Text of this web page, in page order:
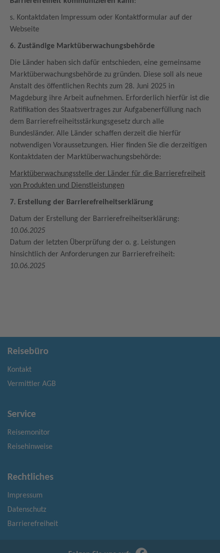
s. Kontaktdaten Impressum oder Kontaktformular auf der
Webseite
6. Zuständige Marktüberwachungsbehörde
Die Länder haben sich dafür entschieden, eine gemeinsame
Marktüberwachungsbehörde zu gründen. Diese soll als neue
Anstalt des öffentlichen Rechts zum 28. Juni 2025 in
Magdeburg ihre Arbeit aufnehmen. Erforderlich hierfür ist die
Ratifikation des Staatsvertrages zur Aufgabenerfüllung nach
dem Barrierefreiheitsstärkungsgesetz durch alle
Bundesländer. Alle Länder schaffen derzeit die hierfür
notwendigen Voraussetzungen. Hier finden Sie die derzeitigen
Kontaktdaten der Marktüberwachungsbehörde:
Marktüberwachungsstelle der Länder für die Barrierefreiheit
von Produkten und Dienstleistungen
7. Erstellung der Barrierefreiheitserklärung
Datum der Erstellung der Barrierefreiheitserklärung:
10.06.2025
Datum der letzten Überprüfung der o. g. Leistungen
hinsichtlich der Anforderungen zur Barrierefreiheit:
10.06.2025
Reisebüro
Kontakt
Vermittler AGB
Service
Reisemonitor
Reisehinweise
Rechtliches
Impressum
Datenschutz
Barrierefreiheit